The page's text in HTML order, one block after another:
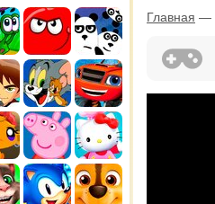
Главная —